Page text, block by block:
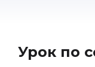
Урок по